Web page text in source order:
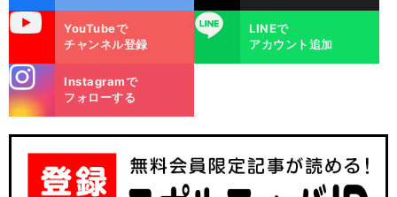
YouTubeで
チャンネル登録
LINE
LINEで
アカウント追加
m
Instagramで
フォローする